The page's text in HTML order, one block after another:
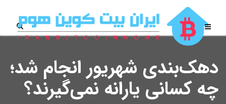
دهک‌بندی شهریور انجام شد؛
چه کسانی یارانه نمی‌گیرند؟